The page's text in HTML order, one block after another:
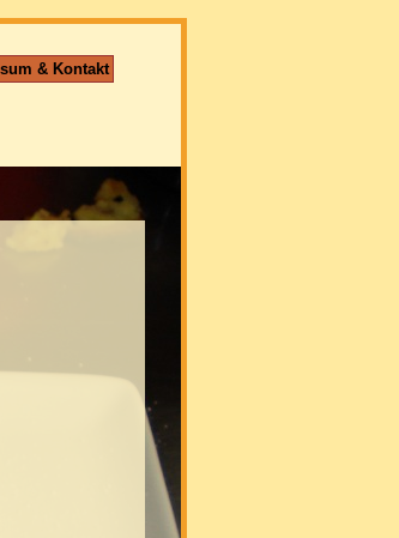
& Kontakt